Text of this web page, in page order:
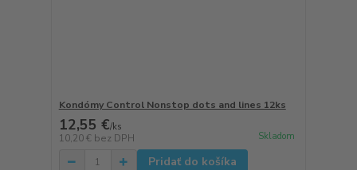
Kondómy Control Nonstop dots and lines 12ks
12,55 €/ks
10,20 € bez DPH Skladom
Pridať do košíka